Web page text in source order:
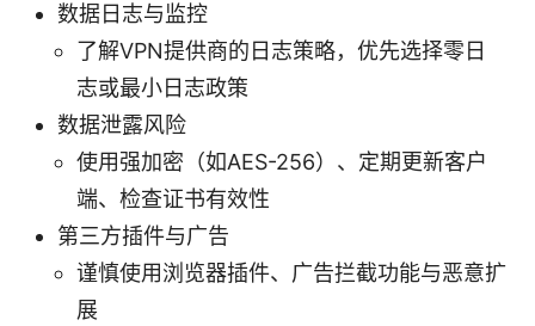
数据日志与监控
了解VPN提供商的日志策略，优先选择零日
志或最小日志政策
数据泄露风险
使用强加密（如AES-256）、定期更新客户
端、检查证书有效性
第三方插件与广告
谨慎使用浏览器插件、广告拦截功能与恶意扩
展